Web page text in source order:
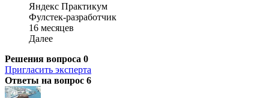
Яндекс Практикум
Фулстек-разработчик
16 месяцев
Далее
Решения вопроса 0
Пригласить эксперта
Ответы на вопрос 6